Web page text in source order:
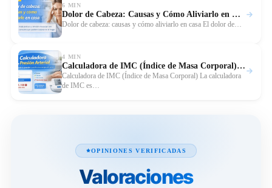
6 MIN
Dolor de Cabeza: Causas y Cómo Aliviarlo en Casa
Dolor de cabeza: causas y cómo aliviarlo en casa El dolor de…
4 MIN
Calculadora de IMC (Índice de Masa Corporal) Online
Calculadora de IMC (Índice de Masa Corporal) La calculadora
de IMC es…
OPINIONES VERIFICADAS
Valoraciones